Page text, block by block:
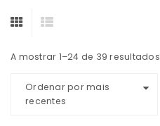
A mostrar 1–24 de 39 resultados
Ordenar por mais
recentes